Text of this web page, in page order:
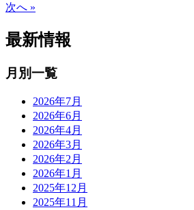
次へ »
最新情報
月別一覧
2026年7月
2026年6月
2026年4月
2026年3月
2026年2月
2026年1月
2025年12月
2025年11月